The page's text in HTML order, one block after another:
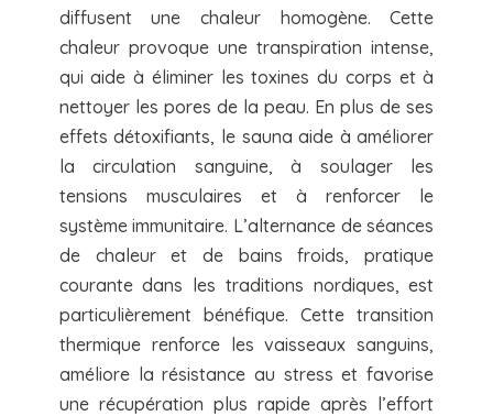
diffusent une chaleur homogène. Cette
chaleur provoque une transpiration intense,
qui aide à éliminer les toxines du corps et à
nettoyer les pores de la peau. En plus de ses
effets détoxifiants, le sauna aide à améliorer
la circulation sanguine, à soulager les
tensions musculaires et à renforcer le
système immunitaire. L’alternance de séances
de chaleur et de bains froids, pratique
courante dans les traditions nordiques, est
particulièrement bénéfique. Cette transition
thermique renforce les vaisseaux sanguins,
améliore la résistance au stress et favorise
une récupération plus rapide après l’effort